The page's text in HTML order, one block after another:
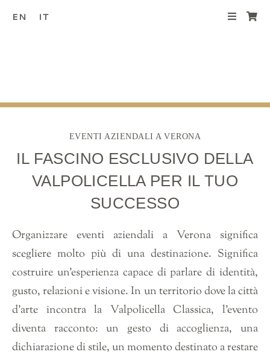
EN IT
EVENTI AZIENDALI A VERONA
IL FASCINO ESCLUSIVO DELLA
VALPOLICELLA PER IL TUO
SUCCESSO
Organizzare eventi aziendali a Verona significa
scegliere molto più di una destinazione. Significa
costruire un’esperienza capace di parlare di identità,
gusto, relazioni e visione. In un territorio dove la città
d’arte incontra la Valpolicella Classica, l’evento
diventa racconto: un gesto di accoglienza, una
dichiarazione di stile, un momento destinato a restare